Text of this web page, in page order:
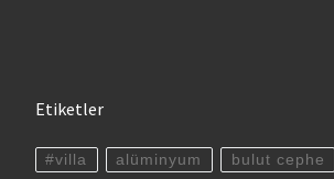
Etiketler
#villa alüminyum bulut cephe